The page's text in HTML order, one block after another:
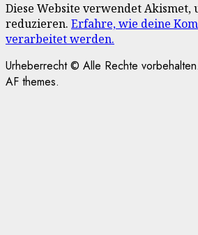
Diese Website verwendet Akismet,
reduzieren. Erfahre, wie deine
verarbeitet werden.
Urheberrecht © Alle Rechte vorbehalten.
AF themes.